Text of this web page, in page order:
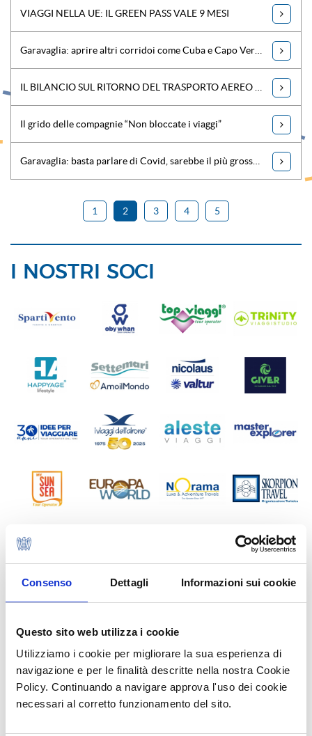
Consenso Dettagli Informazioni sui cookie
Questo sito web utilizza i cookie
Utilizziamo i cookie per migliorare la sua esperienza di
navigazione e per le finalità descritte nella nostra Cookie
Policy. Continuando a navigare approva l'uso dei cookie
necessari al corretto funzionamento del sito.
VIAGGI NELLA UE: IL GREEN PASS VALE 9 MESI
Il grido delle compagnie “Non bloccate i viaggi”
1 2 3 4 5
I NOSTRI SOCI